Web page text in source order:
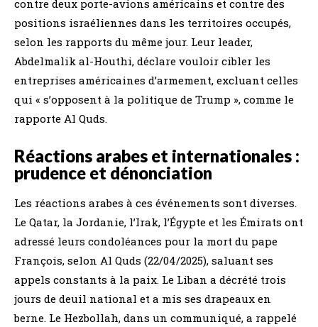
contre deux porte-avions américains et contre des
positions israéliennes dans les territoires occupés,
selon les rapports du même jour. Leur leader,
Abdelmalik al-Houthi, déclare vouloir cibler les
entreprises américaines d’armement, excluant celles
qui « s’opposent à la politique de Trump », comme le
rapporte Al Quds.
Réactions arabes et internationales :
prudence et dénonciation
Les réactions arabes à ces événements sont diverses.
Le Qatar, la Jordanie, l’Irak, l’Égypte et les Émirats ont
adressé leurs condoléances pour la mort du pape
François, selon Al Quds (22/04/2025), saluant ses
appels constants à la paix. Le Liban a décrété trois
jours de deuil national et a mis ses drapeaux en
berne. Le Hezbollah, dans un communiqué, a rappelé